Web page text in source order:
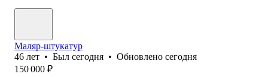
Маляр-штукатур
46 лет • Был сегодня • Обновлено сегодня
150 000 ₽